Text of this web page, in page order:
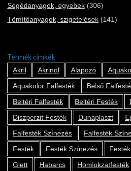
Segédanyagok, egyebek (306)
Tömítőanyagok, szigetelések (141)
Termék címkék
Akril
Akrinol Alapozó
Aquakolor Falfesték
Belső
Beltéri Falfesték
Beltéri Festék
Diszperzit Festék
Dunaplaszt
Falfesték Színezés
Falfesték
Festék
Festék Színezés
Glett
Habarcs Homlokzatfesték